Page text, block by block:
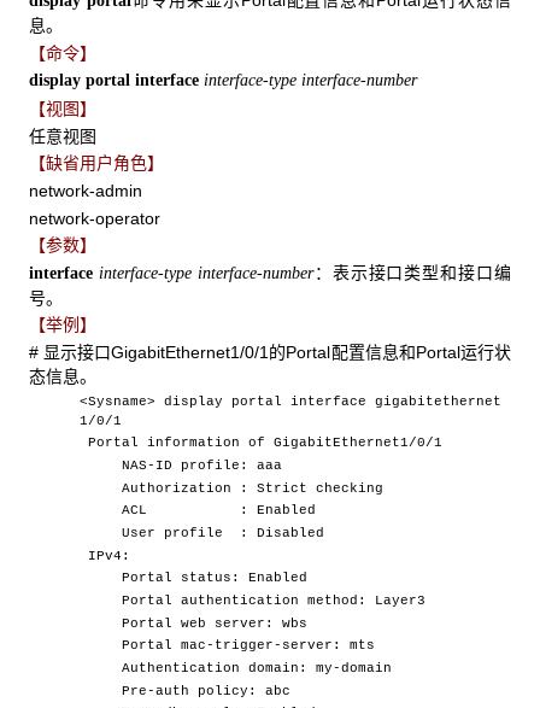
息。
【命令】
display portal interface interface-type interface-number
【视图】
任意视图
【缺省用户角色】
network-admin
network-operator
【参数】
interface interface-type interface-number：表示接口类型和接口编
号。
【举例】
# 显示接口GigabitEthernet1/0/1的Portal配置信息和Portal运行状
态信息。
<Sysname> display portal interface gigabitethernet
1/0/1
Portal information of GigabitEthernet1/0/1
NAS-ID profile: aaa
Authorization : Strict checking
ACL : Enabled
User profile : Disabled
IPv4:
Portal status: Enabled
Portal authentication method: Layer3
Portal web server: wbs
Portal mac-trigger-server: mts
Authentication domain: my-domain
Pre-auth policy: abc